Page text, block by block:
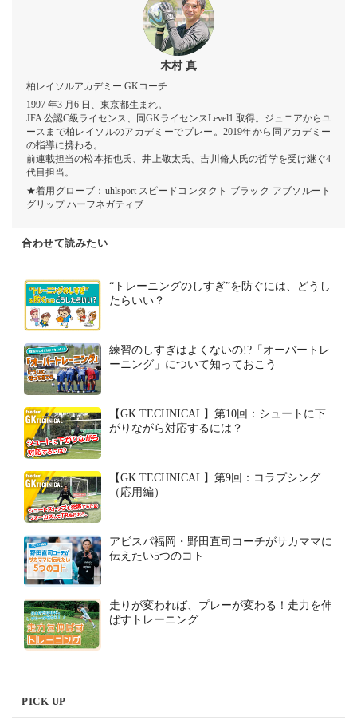
木村 真
柏レイソルアカデミー GKコーチ
1997 年3 月6 日、東京都生まれ。
JFA 公認C級ライセンス、同GKライセンスLevel1 取得。ジュニアからユ
ースまで柏レイソルのアカデミーでプレー。2019年から同アカデミー
の指導に携わる。
前連載担当の松本拓也氏、井上敬太氏、吉川脩人氏の哲学を受け継ぐ4
代目担当。
★着用グローブ：uhlsport スピードコンタクト ブラック アブソルート
グリップ ハーフネガティブ
合わせて読みたい
“トレーニングのしすぎ”を防ぐには、どうし
たらいい？
練習のしすぎはよくないの!?「オーバートレ
ーニング」について知っておこう
【GK TECHNICAL】第10回：シュートに下
がりながら対応するには？
【GK TECHNICAL】第9回：コラプシング
（応用編）
アビスパ福岡・野田直司コーチがサカママに
伝えたい5つのコト
走りが変われば、プレーが変わる！走力を伸
ばすトレーニング
PICK UP